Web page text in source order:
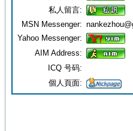
私人留言:
MSN Messenger:
Yahoo Messenger:
AIM Address:
ICQ 号码:
個人頁面: